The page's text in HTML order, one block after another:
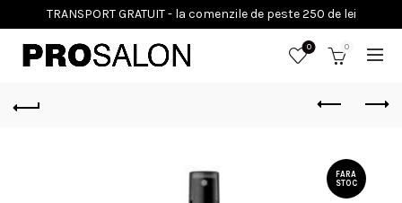
0 0
FARA
STOC